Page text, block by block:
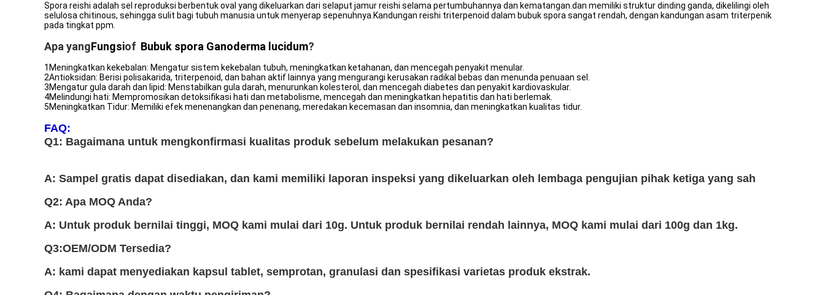
Spora reishi adalah sel reproduksi berbentuk oval yang dikeluarkan dari selaput jamur reishi selama pertumbuhannya dan kematangan.dan memiliki struktur dinding ganda, dikelilingi oleh
selulosa chitinous, sehingga sulit bagi tubuh manusia untuk menyerap sepenuhnya.Kandungan reishi triterpenoid dalam bubuk spora sangat rendah, dengan kandungan asam triterpenik
pada tingkat ppm.
Apa yangFungsiof Bubuk spora Ganoderma lucidum?
1Meningkatkan kekebalan: Mengatur sistem kekebalan tubuh, meningkatkan ketahanan, dan mencegah penyakit menular.
2Antioksidan: Berisi polisakarida, triterpenoid, dan bahan aktif lainnya yang mengurangi kerusakan radikal bebas dan menunda penuaan sel.
3Mengatur gula darah dan lipid: Menstabilkan gula darah, menurunkan kolesterol, dan mencegah diabetes dan penyakit kardiovaskular.
4Melindungi hati: Mempromosikan detoksifikasi hati dan metabolisme, mencegah dan meningkatkan hepatitis dan hati berlemak.
5Meningkatkan Tidur: Memiliki efek menenangkan dan penenang, meredakan kecemasan dan insomnia, dan meningkatkan kualitas tidur.
FAQ:
Q1: Bagaimana untuk mengkonfirmasi kualitas produk sebelum melakukan pesanan?
A: Sampel gratis dapat disediakan, dan kami memiliki laporan inspeksi yang dikeluarkan oleh lembaga pengujian pihak ketiga yang sah
Q2: Apa MOQ Anda?
A: Untuk produk bernilai tinggi, MOQ kami mulai dari 10g. Untuk produk bernilai rendah lainnya, MOQ kami mulai dari 100g dan 1kg.
Q3:OEM/ODM Tersedia?
A: kami dapat menyediakan kapsul tablet, semprotan, granulasi dan spesifikasi varietas produk ekstrak.